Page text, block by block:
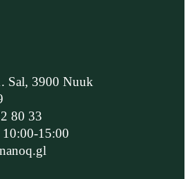
Sal, 3900 Nuuk
80 33
15:00